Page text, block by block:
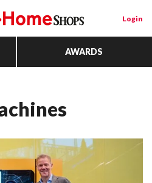
Login
AWARDS